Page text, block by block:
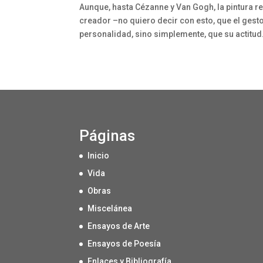
Aunque, hasta Cézanne y Van Gogh, la pintura
creador –no quiero decir con esto, que el
personalidad, sino simplemente, que su
Páginas
Inicio
Vida
Obras
Miscelánea
Ensayos de Arte
Ensayos de Poesía
Enlaces y Bibliografía